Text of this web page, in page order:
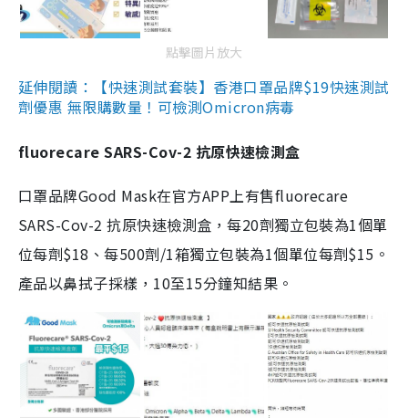
點擊圖片放大
延伸閱讀：【快速測試套裝】香港口罩品牌$19快速測試
劑優惠 無限購數量！可檢測Omicron病毒
fluorecare SARS-Cov-2 抗原快速檢測盒
口罩品牌Good Mask在官方APP上有售fluorecare
SARS-Cov-2 抗原快速檢測盒，每20劑獨立包裝為1個單
位每劑$18、每500劑/1箱獨立包裝為1個單位每劑$15。
產品以鼻拭子採樣，10至15分鐘知結果。